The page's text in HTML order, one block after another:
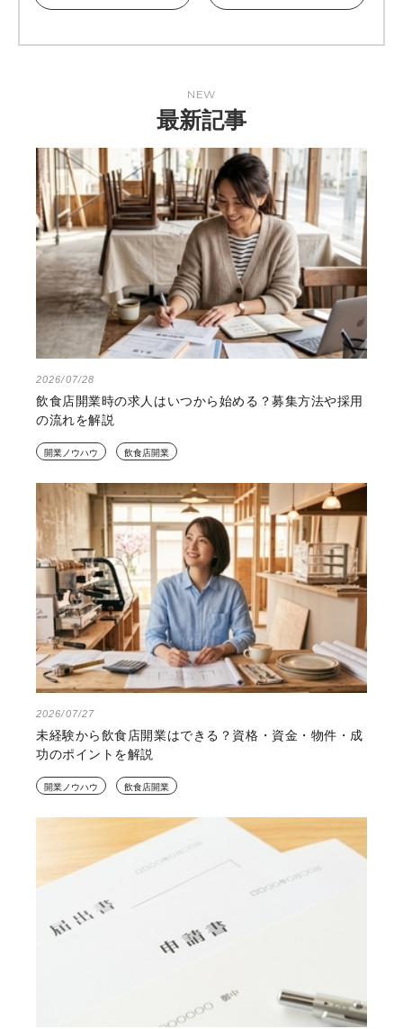
NEW
最新記事
2026/07/28
飲食店開業時の求人はいつから始める？募集方法や採用
の流れを解説
開業ノウハウ 飲食店開業
2026/07/27
未経験から飲食店開業はできる？資格・資金・物件・成
功のポイントを解説
開業ノウハウ 飲食店開業